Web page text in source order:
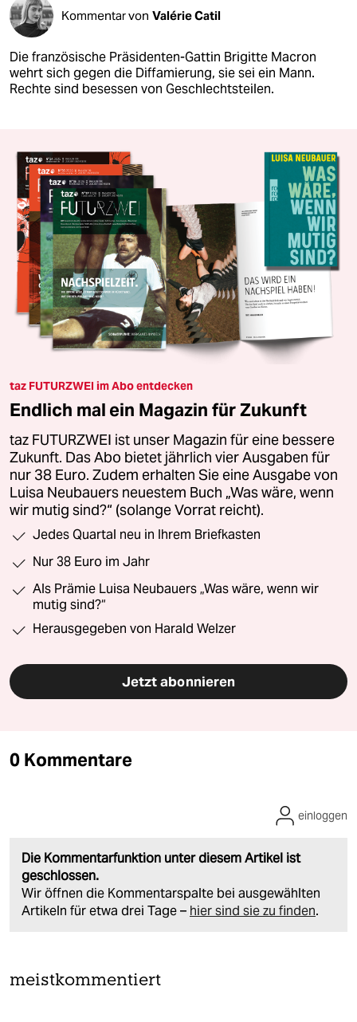
Kommentar von Valérie Catil
Die französische Präsidenten-Gattin Brigitte Macron
wehrt sich gegen die Diffamierung, sie sei ein Mann.
Rechte sind besessen von Geschlechtsteilen.
taz FUTURZWEI im Abo entdecken
Endlich mal ein Magazin für Zukunft
taz FUTURZWEI ist unser Magazin für eine bessere
Zukunft. Das Abo bietet jährlich vier Ausgaben für
nur 38 Euro. Zudem erhalten Sie eine Ausgabe von
Luisa Neubauers neuestem Buch „Was wäre, wenn
wir mutig sind?“ (solange Vorrat reicht).
Jedes Quartal neu in Ihrem Briefkasten
Nur 38 Euro im Jahr
Als Prämie Luisa Neubauers „Was wäre, wenn wir
mutig sind?“
Herausgegeben von Harald Welzer
Jetzt abonnieren
0 Kommentare
Die Kommentarfunktion unter diesem Artikel ist
geschlossen.
Wir öffnen die Kommentarspalte bei ausgewählten
Artikeln für etwa drei Tage – hier sind sie zu finden.
einloggen
meistkommentiert